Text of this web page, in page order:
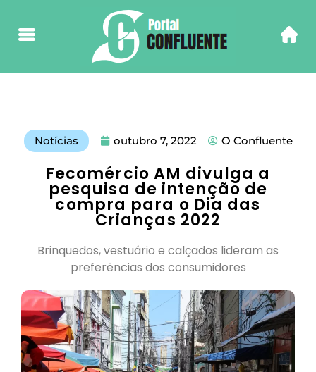
Notícias outubro 7, 2022 O Confluente
Fecomércio AM divulga a
pesquisa de intenção de
compra para o Dia das
Crianças 2022
Brinquedos, vestuário e calçados lideram as
preferências dos consumidores